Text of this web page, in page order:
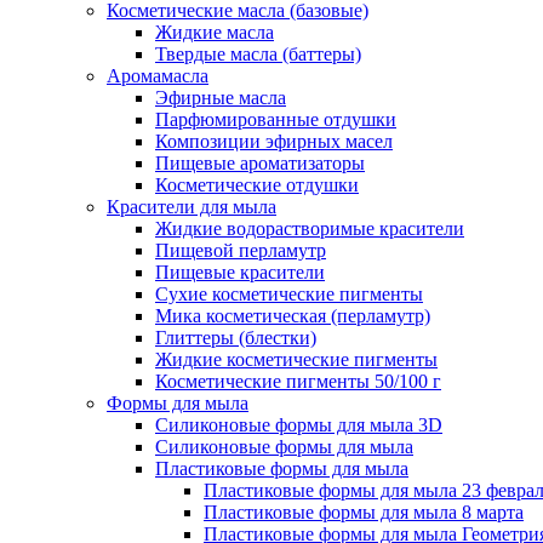
Косметические масла (базовые)
Жидкие масла
Твердые масла (баттеры)
Аромамасла
Эфирные масла
Парфюмированные отдушки
Композиции эфирных масел
Пищевые ароматизаторы
Косметические отдушки
Красители для мыла
Жидкие водорастворимые красители
Пищевой перламутр
Пищевые красители
Сухие косметические пигменты
Мика косметическая (перламутр)
Глиттеры (блестки)
Жидкие косметические пигменты
Косметические пигменты 50/100 г
Формы для мыла
Силиконовые формы для мыла 3D
Силиконовые формы для мыла
Пластиковые формы для мыла
Пластиковые формы для мыла 23
Пластиковые формы для мыла 8 марта
Пластиковые формы для мыла